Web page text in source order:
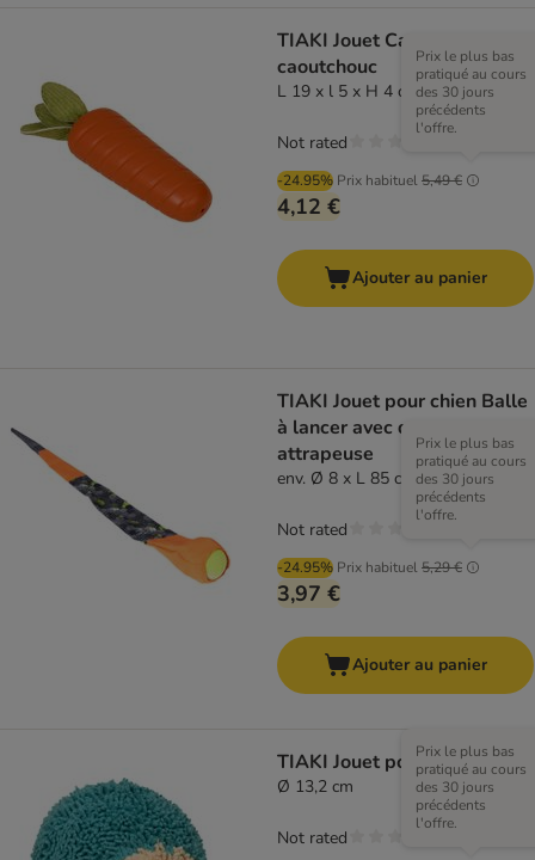
TIAKI Jouet Carotte en
caoutchouc
L 19 x l 5 x H 4 cm
-24.95% Prix habituel5,49 €
Prix le plus bas
pratiqué au cours
des 30 jours
précédents
l'offre.
4,12 €
Not rated
Ajouter au panier
TIAKI Jouet pour chien Balle
à lancer avec queue
attrapeuse
env. Ø 8 x L 85 cm
-24.95% Prix habituel5,29 €
Prix le plus bas
pratiqué au cours
des 30 jours
précédents
l'offre.
3,97 €
Not rated
Ajouter au panier
TIAKI Jouet pour chien Ball
Ø 13,2 cm
Prix le plus bas
pratiqué au cours
des 30 jours
précédents
l'offre.
Not rated